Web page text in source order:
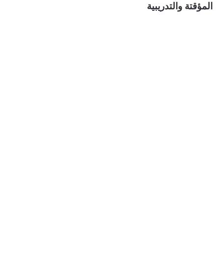
المؤقتة والتدريبية